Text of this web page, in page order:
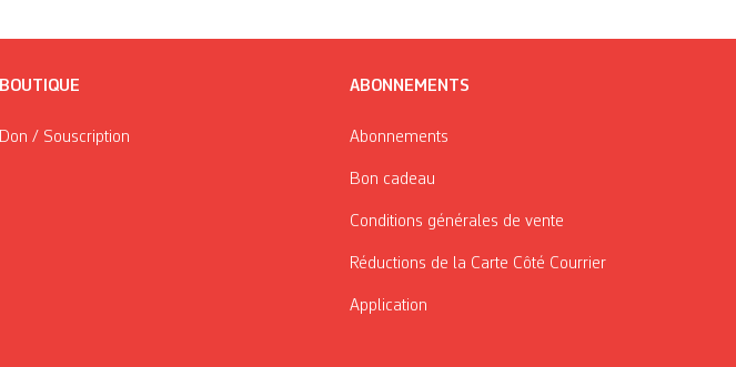
BOUTIQUE
Don / Souscription
ABONNEMENTS
Abonnements
Bon cadeau
Conditions générales de vente
Réductions de la Carte Côté Courrier
Application